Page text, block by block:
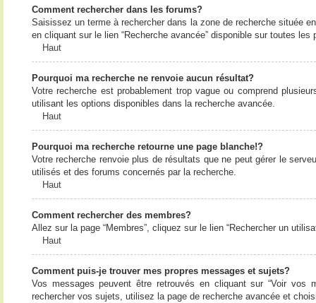
Comment rechercher dans les forums?
Saisissez un terme à rechercher dans la zone de recherche située
en cliquant sur le lien “Recherche avancée” disponible sur toutes
Haut
Pourquoi ma recherche ne renvoie aucun résultat?
Votre recherche est probablement trop vague ou comprend
utilisant les options disponibles dans la recherche avancée.
Haut
Pourquoi ma recherche retourne une page blanche!?
Votre recherche renvoie plus de résultats que ne peut gérer le
utilisés et des forums concernés par la recherche.
Haut
Comment rechercher des membres?
Allez sur la page “Membres”, cliquez sur le lien “Rechercher un
Haut
Comment puis-je trouver mes propres messages et sujets?
Vos messages peuvent être retrouvés en cliquant sur “Voir vos
rechercher vos sujets, utilisez la page de recherche avancée et